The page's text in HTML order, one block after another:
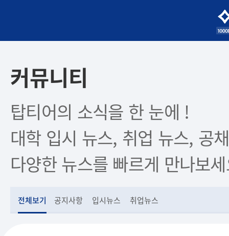
커뮤니티
탑티어의 소식을 한 눈에 !
대학 입시 뉴스, 취업 뉴스, 공
다양한 뉴스를 빠르게 만나보
전체보기 공지사항 입시뉴스 취업뉴스